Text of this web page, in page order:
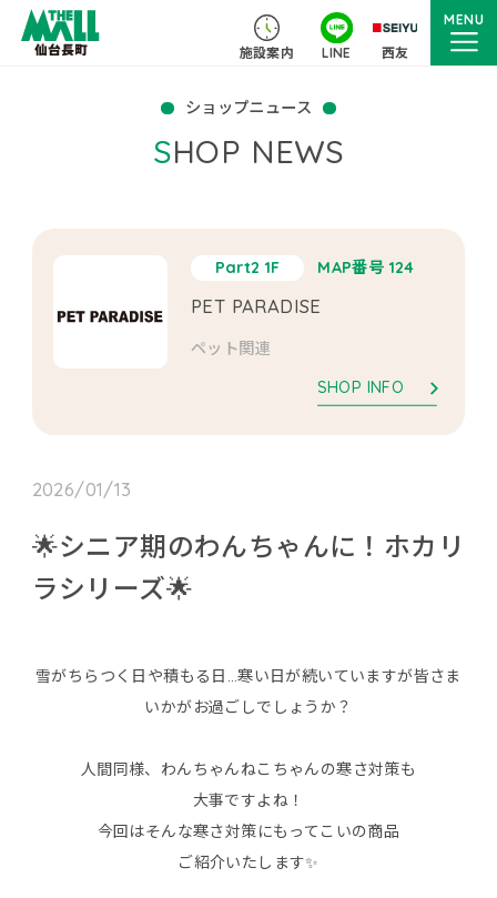
施設案内 LINE 西友
MENU
ショップニュース
SHOP NEWS
Part2 1F MAP番号 124
PET PARADISE
ペット関連
SHOP INFO
2026/01/13
🌟シニア期のわんちゃんに！ホカリ
ラシリーズ🌟
雪がちらつく日や積もる日…寒い日が続いていますが皆さま
いかがお過ごしでしょうか？
人間同様、わんちゃんねこちゃんの寒さ対策も
大事ですよね！
今回はそんな寒さ対策にもってこいの商品
ご紹介いたします✨